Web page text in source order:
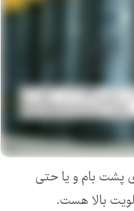
پشت بام و یا حتی
بالا هست.